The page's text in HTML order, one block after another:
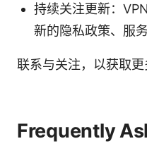
持续关注更新：
新的隐私政策、服
联系与关注，以获取更
Frequently